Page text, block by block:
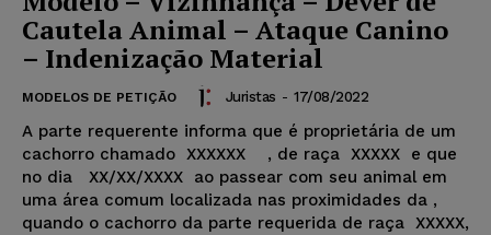
Cautela Animal – Ataque Canino
– Indenização Material
MODELOS DE PETIÇÃO Juristas - 17/08/2022
A parte requerente informa que é proprietária de um
cachorro chamado XXXXXX , de raça XXXXX e que
no dia XX/XX/XXXX ao passear com seu animal em
uma área comum localizada nas proximidades da ,
quando o cachorro da parte requerida de raça XXXXX,